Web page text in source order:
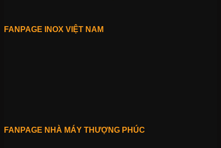
FANPAGE INOX VIỆT NAM
FANPAGE NHÀ MÁY THƯỢNG PHÚC